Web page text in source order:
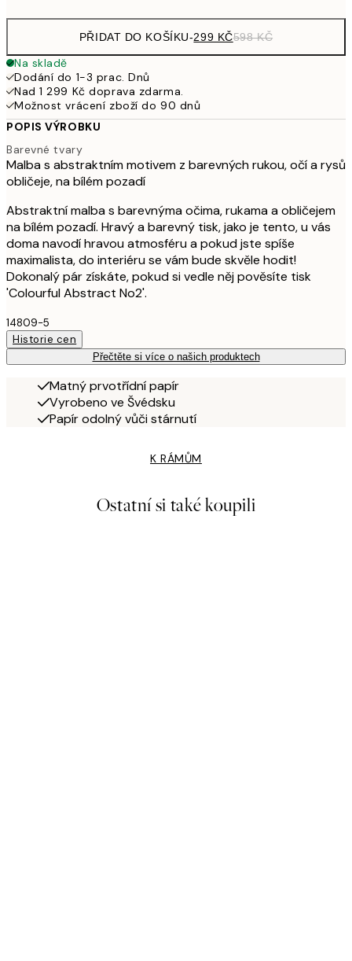
PŘIDAT DO KOŠÍKU-299 KČ598 KČ
Na skladě
Dodání do 1-3 prac. Dnů
Nad 1 299 Kč doprava zdarma.
Možnost vrácení zboží do 90 dnů
POPIS VÝROBKU
Barevné tvary
Malba s abstraktním motivem z barevných rukou, očí a rysů
obličeje, na bílém pozadí
Abstraktní malba s barevnýma očima, rukama a obličejem
na bílém pozadí. Hravý a barevný tisk, jako je tento, u vás
doma navodí hravou atmosféru a pokud jste spíše
maximalista, do interiéru se vám bude skvěle hodit!
Dokonalý pár získáte, pokud si vedle něj pověsíte tisk
'Colourful Abstract No2'.
14809-5
Historie cen
Přečtěte si více o našich produktech
Matný prvotřídní papír
Vyrobeno ve Švédsku
Papír odolný vůči stárnutí
K RÁMŮM
Ostatní si také koupili